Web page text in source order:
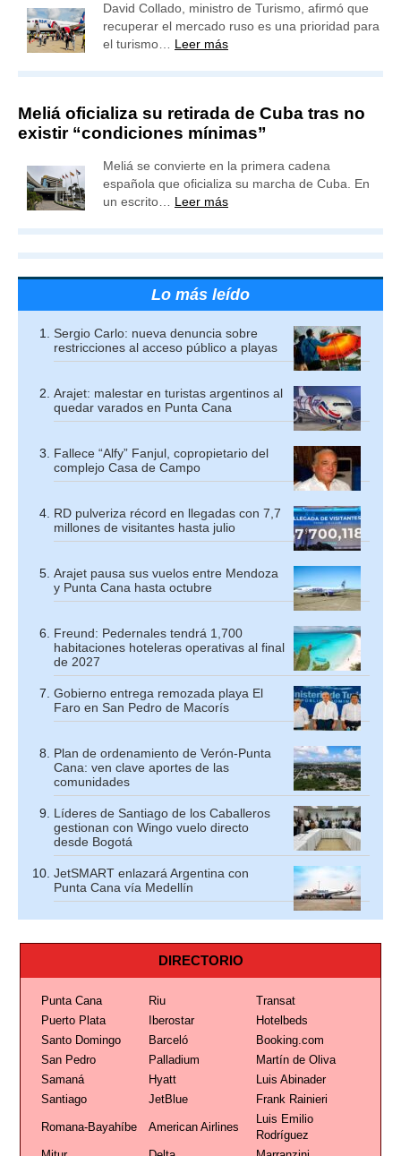
David Collado, ministro de Turismo, afirmó que
recuperar el mercado ruso es una prioridad para
el turismo… Leer más
Meliá oficializa su retirada de Cuba tras no
existir “condiciones mínimas”
Meliá se convierte en la primera cadena
española que oficializa su marcha de Cuba. En
un escrito… Leer más
Lo más leído
Sergio Carlo: nueva denuncia sobre
restricciones al acceso público a playas
Arajet: malestar en turistas argentinos al
quedar varados en Punta Cana
Fallece “Alfy” Fanjul, copropietario del
complejo Casa de Campo
RD pulveriza récord en llegadas con 7,7
millones de visitantes hasta julio
Arajet pausa sus vuelos entre Mendoza
y Punta Cana hasta octubre
Freund: Pedernales tendrá 1,700
habitaciones hoteleras operativas al final
de 2027
Gobierno entrega remozada playa El
Faro en San Pedro de Macorís
Plan de ordenamiento de Verón-Punta
Cana: ven clave aportes de las
comunidades
Líderes de Santiago de los Caballeros
gestionan con Wingo vuelo directo
desde Bogotá
JetSMART enlazará Argentina con
Punta Cana vía Medellín
DIRECTORIO
Punta Cana Riu
Transat
Puerto Plata
Iberostar
Hotelbeds
Santo Domingo
Barceló
Booking.com
San Pedro
Palladium
Martín de Oliva
Samaná
Hyatt
Luis Abinader
Santiago
JetBlue Frank Rainieri
Romana-Bayahíbe American Airlines
Luis Emilio
Rodríguez